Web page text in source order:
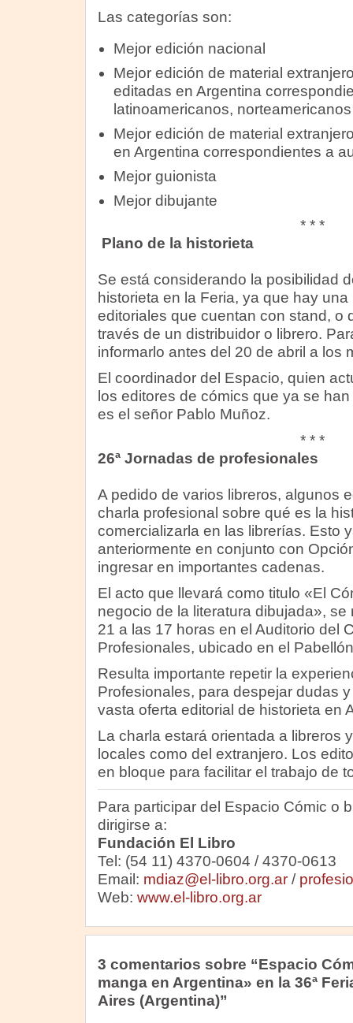
Las categorías son:
Mejor edición nacional
Mejor edición de material
editadas en Argentina
latinoamericanos,
Mejor edición de material
en Argentina correspondientes a
Mejor guionista
Mejor dibujante
* * *
Plano de la historieta
Se está considerando la posibilidad
historieta en la Feria, ya que hay
editoriales que cuentan con stand, o
través de un distribuidor o librero.
informarlo antes del 20 de abril a los
El coordinador del Espacio, quien
los editores de cómics que ya se
es el señor Pablo Muñoz.
* * *
26ª Jornadas de profesionales
A pedido de varios libreros, algunos
charla profesional sobre qué es la
comercializarla en las librerías. Esto
anteriormente en conjunto con
ingresar en importantes cadenas.
El acto que llevará como titulo «El
negocio de la literatura dibujada»,
21 a las 17 horas en el Auditorio del
Profesionales, ubicado en el
Resulta importante repetir la
Profesionales, para despejar dudas
vasta oferta editorial de historieta en
La charla estará orientada a libreros
locales como del extranjero. Los
en bloque para facilitar el trabajo de
Para participar del Espacio Cómic o
dirigirse a:
Fundación El Libro
Tel: (54 11) 4370-0604 / 4370-0613
Email: mdiaz@el-libro.org.ar/
Web: www.el-libro.org.ar
3 comentarios sobre “Espacio
manga en Argentina» en la 36ª
Aires (Argentina)”